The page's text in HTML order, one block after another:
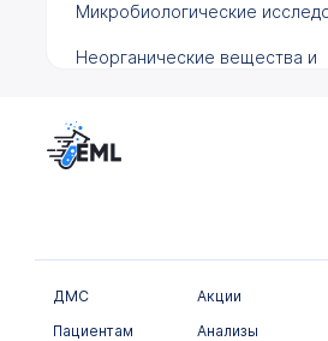
Микробиологические
Неорганические вещества и
Общеклинические
Химико-токсикологические
Цитологические
ДМС
Пациентам
Акции
Анализы